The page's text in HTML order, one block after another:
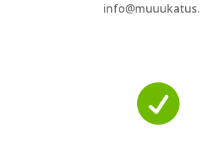
